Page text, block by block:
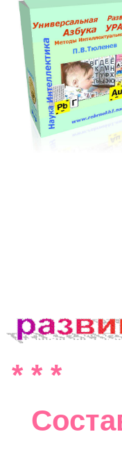
* * *